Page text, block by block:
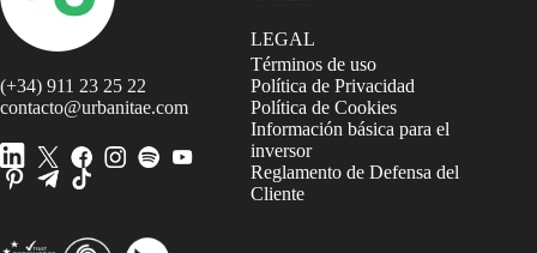
(+34) 911 23 25 22
contacto@urbanitae.com
LEGAL
Términos de uso
Política de Privacidad
Política de Cookies
Información básica para el
inversor
Reglamento de Defensa del
Cliente